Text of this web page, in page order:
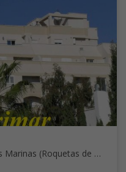
El Sabinar - Urbanizaciones - Las Marinas (Roquetas de Mar)